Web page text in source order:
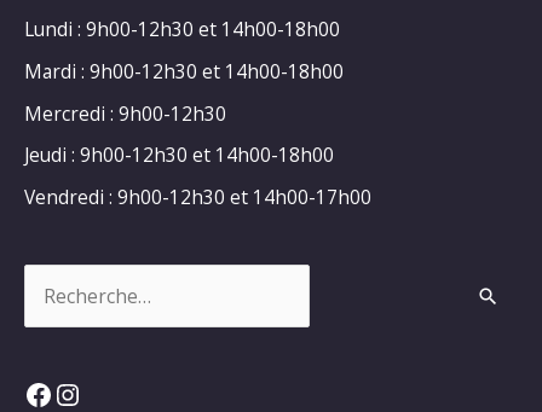
Lundi : 9h00-12h30 et 14h00-18h00
Mardi : 9h00-12h30 et 14h00-18h00
Mercredi : 9h00-12h30
Jeudi : 9h00-12h30 et 14h00-18h00
Vendredi : 9h00-12h30 et 14h00-17h00
Facebook
Instagram